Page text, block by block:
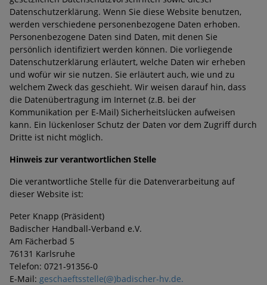
Datenschutzerklärung. Wenn Sie diese Website benutzen,
werden verschiedene personenbezogene Daten erhoben.
Personenbezogene Daten sind Daten, mit denen Sie
persönlich identifiziert werden können. Die vorliegende
Datenschutzerklärung erläutert, welche Daten wir erheben
und wofür wir sie nutzen. Sie erläutert auch, wie und zu
welchem Zweck das geschieht. Wir weisen darauf hin, dass
die Datenübertragung im Internet (z.B. bei der
Kommunikation per E-Mail) Sicherheitslücken aufweisen
kann. Ein lückenloser Schutz der Daten vor dem Zugriff durch
Dritte ist nicht möglich.
Hinweis zur verantwortlichen Stelle
Die verantwortliche Stelle für die Datenverarbeitung auf
dieser Website ist:
Peter Knapp (Präsident)
Badischer Handball-Verband e.V.
Am Fächerbad 5
76131 Karlsruhe
Telefon: 0721-91356-0
E-Mail: geschaeftsstelle(@)badischer-hv.de.